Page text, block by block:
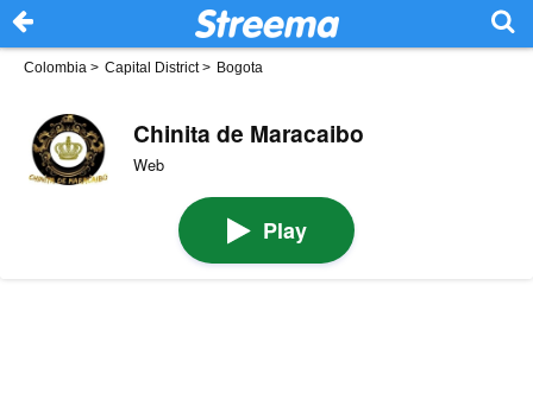
Colombia > Capital District> Bogota
Chinita de Maracaibo
Web
Play